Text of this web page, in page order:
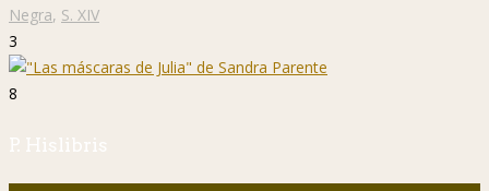
Negra, S. XIV
3
8
P. Hislibris